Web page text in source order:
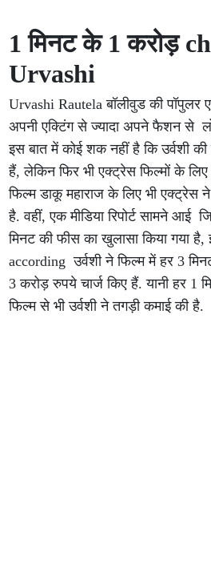
1 मिनट के 1 करोड़
Urvashi
Urvashi Rautela बॉलीवुड की पॉपुलर
अपनी एक्टिंग से ज्यादा अपने फैशन से
इस बात में कोई शक नहीं है कि उर्वशी
हैं, लेकिन फिर भी एक्ट्रेस फिल्मों के लिए
फिल्म डाकू महाराज के लिए भी एक्ट्रेस
है. वहीं, एक मीडिया रिपोर्ट सामने आई
मिनट की फीस का खुलासा किया गया है,
according उर्वशी ने फिल्म में हर 3
3 करोड़ रुपये चार्ज किए हैं. यानी हर
फिल्म से भी उर्वशी ने तगड़ी कमाई की